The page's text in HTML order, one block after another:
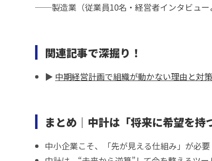
──製造業（従業員10名・経営者インタビュー
関連記事で深掘り！
▶ 中期経営計画で組織が動かない理由と対策
まとめ｜中計は「将来に希望を持
中小企業こそ、「先が見える仕組み」が必要